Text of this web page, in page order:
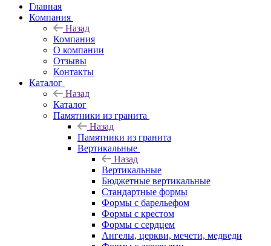
Главная
Компания
Назад
Компания
О компании
Отзывы
Контакты
Каталог
Назад
Каталог
Памятники из гранита
Назад
Памятники из гранита
Вертикальные
Назад
Вертикальные
Бюджетные вертикальные
Стандартные формы
Формы с барельефом
Формы с крестом
Формы с сердцем
Ангелы, церкви, мечети, медведи